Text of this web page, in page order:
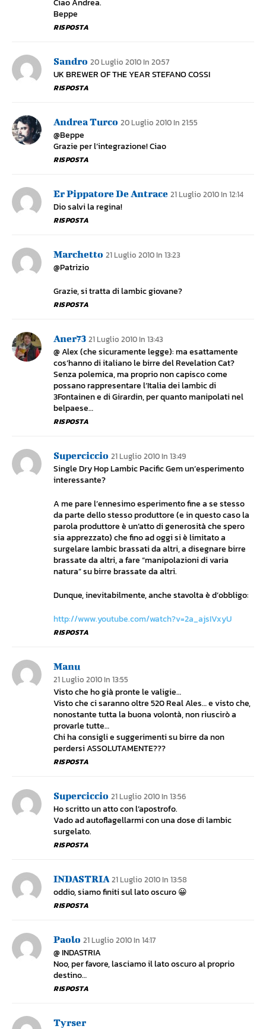
Ciao Andrea.
Beppe
RISPOSTA
Sandro 20 Luglio 2010 In 20:57
UK BREWER OF THE YEAR STEFANO COSSI
RISPOSTA
Andrea Turco 20 Luglio 2010 In 21:55
@Beppe
Grazie per l’integrazione! Ciao
RISPOSTA
Er Pippatore De Antrace 21 Luglio 2010 In 12:14
Dio salvi la regina!
RISPOSTA
Marchetto 21 Luglio 2010 In 13:23
@Patrizio
Grazie, si tratta di lambic giovane?
RISPOSTA
Aner73 21 Luglio 2010 In 13:43
@ Alex (che sicuramente legge): ma esattamente
cos’hanno di italiano le birre del Revelation Cat?
Senza polemica, ma proprio non capisco come
possano rappresentare l’Italia dei lambic di
3Fontainen e di Girardin, per quanto manipolati nel
belpaese…
RISPOSTA
Superciccio 21 Luglio 2010 In 13:49
Single Dry Hop Lambic Pacific Gem un’esperimento
interessante?
A me pare l’ennesimo esperimento fine a se stesso
da parte dello stesso produttore (e in questo caso la
parola produttore è un’atto di generosità che spero
sia apprezzato) che fino ad oggi si è limitato a
surgelare lambic brassati da altri, a disegnare birre
brassate da altri, a fare “manipolazioni di varia
natura” su birre brassate da altri.
Dunque, inevitabilmente, anche stavolta è d’obbligo:
http://www.youtube.com/watch?v=2a_ajsIVxyU
RISPOSTA
Manu
21 Luglio 2010 In 13:55
Visto che ho già pronte le valigie…
Visto che ci saranno oltre 520 Real Ales… e visto che,
nonostante tutta la buona volontà, non riuscirò a
provarle tutte…
Chi ha consigli e suggerimenti su birre da non
perdersi ASSOLUTAMENTE???
RISPOSTA
Superciccio 21 Luglio 2010 In 13:56
Ho scritto un atto con l’apostrofo.
Vado ad autoflagellarmi con una dose di lambic
surgelato.
RISPOSTA
INDASTRIA 21 Luglio 2010 In 13:58
oddio, siamo finiti sul lato oscuro 😀
RISPOSTA
Paolo 21 Luglio 2010 In 14:17
@ INDASTRIA
Noo, per favore, lasciamo il lato oscuro al proprio
destino…
RISPOSTA
Tyrser